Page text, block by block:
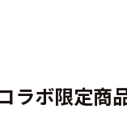
ラボ限定商